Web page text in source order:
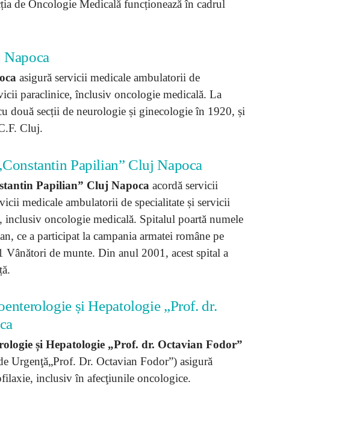
de Oncologie Medicală funcționează în cadrul
asigură servicii medicale ambulatorii de
paraclinice, înclusiv oncologie medicală. La
două secții de neurologie și ginecologie în 1920, și
Cluj.
Papilian” Cluj Napoca
Papilian” Cluj Napoca acordă servicii
medicale ambulatorii de specialitate și servicii
inclusiv oncologie medicală. Spitalul poartă numele
ce a participat la campania armatei române pe
de munte. Din anul 2001, acest spital a
și Hepatologie „Prof. dr.
și Hepatologie „Prof. dr. Octavian Fodor”
Urgenţă„Prof. Dr. Octavian Fodor”) asigură
inclusiv în afecţiunile oncologice.